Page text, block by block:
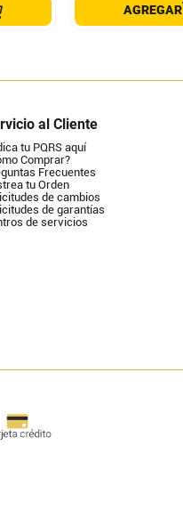
AGREGAR
al Cliente
tu PQRS aquí
Comprar?
Frecuentes
tu Orden
de cambios
de garantías
de servicios